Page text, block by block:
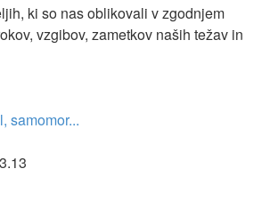
ki so nas oblikovali v zgodnjem
vzgibov, zametkov naših težav in
samomor...